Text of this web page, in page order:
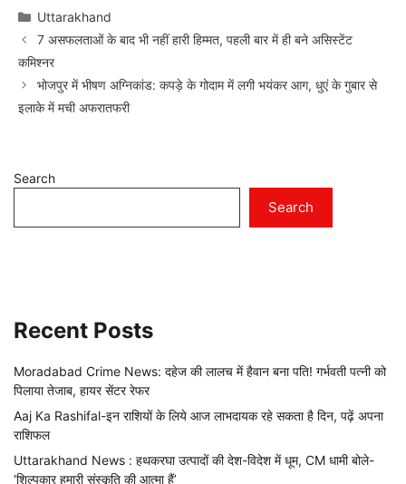
Categories
Uttarakhand
7 असफलताओं के बाद भी नहीं हारी हिम्मत, पहली बार में ही बने असिस्टेंट
कमिश्नर
भोजपुर में भीषण अग्निकांड: कपड़े के गोदाम में लगी भयंकर आग, धुएं के गुबार से
इलाके में मची अफरातफरी
Search
Search
Recent Posts
Moradabad Crime News: दहेज की लालच में हैवान बना पति! गर्भवती पत्नी को
पिलाया तेजाब, हायर सेंटर रेफर
Aaj Ka Rashifal-इन राशियों के लिये आज लाभदायक रहे सकता है दिन, पढ़ें अपना
राशिफल
Uttarakhand News : हथकरघा उत्पादों की देश-विदेश में धूम, CM धामी बोले-
‘शिल्पकार हमारी संस्कृति की आत्मा हैं’